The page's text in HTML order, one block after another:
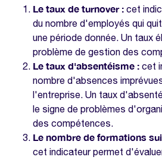
Le taux de turnover : cet
du nombre d'employés qui
une période donnée. Un taux
problème de gestion des
Le taux d'absentéisme : cet
nombre d'absences
l'entreprise. Un taux
le signe de problèmes
des compétences.
Le nombre de formations
cet indicateur permet